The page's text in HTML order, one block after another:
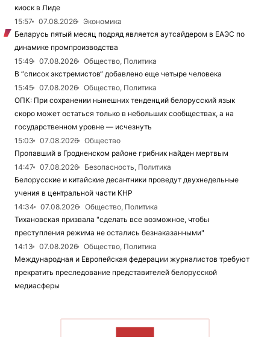
киоск в Лиде
15:57
07.08.2026
Экономика
Беларусь пятый месяц подряд является аутсайдером в ЕАЭС по
динамике промпроизводства
15:49
07.08.2026
Общество, Политика
В “список экстремистов“ добавлено еще четыре человека
15:45
07.08.2026
Общество, Политика
ОПК: При сохранении нынешних тенденций белорусский язык
скоро может остаться только в небольших сообществах, а на
государственном уровне — исчезнуть
15:03
07.08.2026
Общество
Пропавший в Гродненском районе грибник найден мертвым
14:47
07.08.2026
Безопасность, Политика
Белорусские и китайские десантники проведут двухнедельные
учения в центральной части КНР
14:34
07.08.2026
Общество, Политика
Тихановская призвала "сделать все возможное, чтобы
преступления режима не остались безнаказанными"
14:13
07.08.2026
Общество, Политика
Международная и Европейская федерации журналистов требуют
прекратить преследование представителей белорусской
медиасферы